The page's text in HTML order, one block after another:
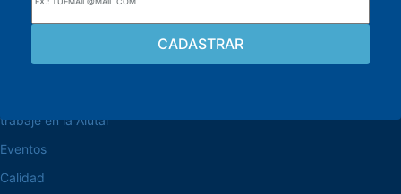
trabaje en la Alutal
Eventos
Calidad